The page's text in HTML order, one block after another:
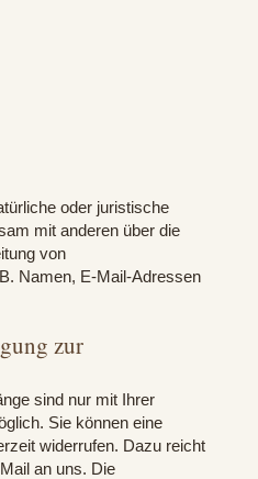
oder juristische
mit anderen über die
von
Namen, E-Mail-Adressen
zur
sind nur mit Ihrer
Sie können eine
widerrufen. Dazu reicht
an uns. Die